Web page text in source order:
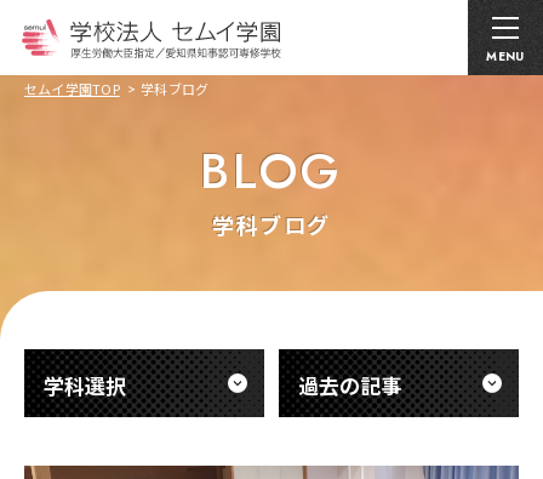
MENU
セムイ学園TOP 学科ブログ
BLOG
学科ブログ
学科選択 過去の記事